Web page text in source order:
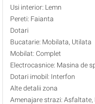
Usi interior: Lemn
Pereti: Faianta
Dotari
Bucatarie: Mobilata, Utilata
Mobilat: Complet
Electrocasnice: Masina de
Dotari imobil: Interfon
Alte detalii zona
Amenajare strazi: Asfaltate,